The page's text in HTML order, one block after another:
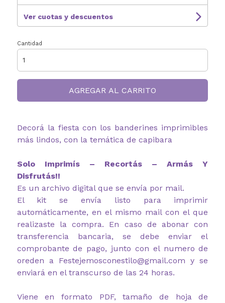
Ver cuotas y descuentos
Cantidad
AGREGAR AL CARRITO
Decorá la fiesta con los banderines imprimibles
más lindos, con la temática de capibara
Solo Imprimís – Recortás – Armás Y
Disfrutás!!
Es un archivo digital que se envía por mail.
El kit se envía listo para imprimir
automáticamente, en el mismo mail con el que
realizaste la compra. En caso de abonar con
transferencia bancaria, se debe enviar el
comprobante de pago, junto con el numero de
oreden a Festejemosconestilo@gmail.com y se
enviará en el transcurso de las 24 horas.
Viene en formato PDF, tamaño de hoja de